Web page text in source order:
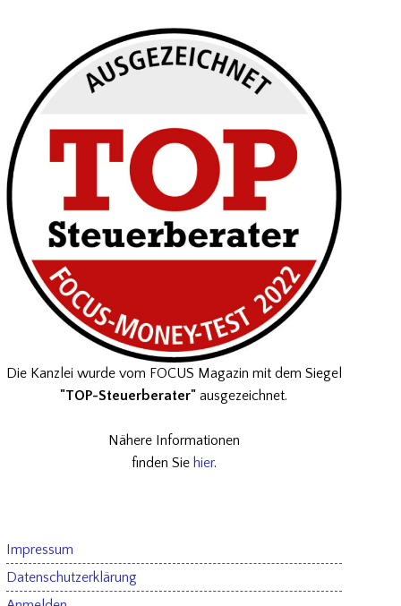
Die Kanzlei wurde vom FOCUS Magazin mit dem Siegel
"TOP-Steuerberater" ausgezeichnet.
Nähere Informationen
finden Sie hier.
Impressum
Datenschutzerklärung